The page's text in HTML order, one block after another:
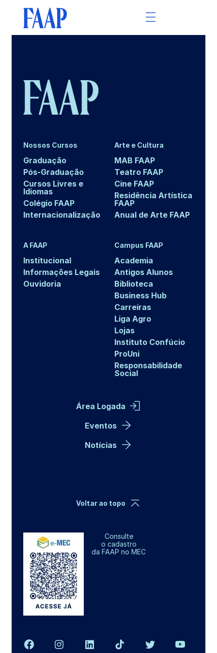
Nossos Cursos
Graduação
Pós-Graduação
Cursos Livres e
Idiomas
Colégio FAAP
Internacionalização
Arte e Cultura
MAB FAAP
Teatro FAAP
Cine FAAP
Residência Artística
FAAP
Anual de Arte FAAP
A FAAP
Institucional
Informações Legais
Ouvidoria
Campus FAAP
Academia
Antigos Alunos
Biblioteca
Business Hub
Carreiras
Liga Agro
Lojas
Instituto Confúcio
ProUni
Responsabilidade
Social
Área Logada
Eventos
Notícias
Consulte
o cadastro
da FAAP no MEC
Voltar ao topo